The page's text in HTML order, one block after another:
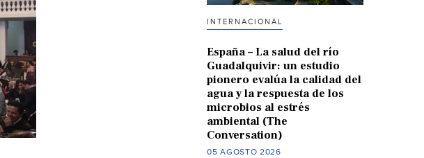
INTERNACIONAL
España – La salud del río
Guadalquivir: un estudio
pionero evalúa la calidad del
agua y la respuesta de los
microbios al estrés
ambiental (The
Conversation)
05 AGOSTO 2026